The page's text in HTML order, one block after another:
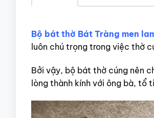
Bộ bát thờ Bát Tràng men
luôn chú trọng trong việc thờ
Bởi vậy, bộ bát thờ cúng nên
lòng thành kính với ông bà, tổ